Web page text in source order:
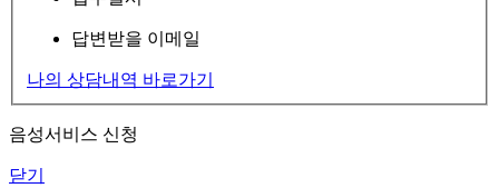
답변받을 이메일
나의 상담내역 바로가기
음성서비스 신청
닫기